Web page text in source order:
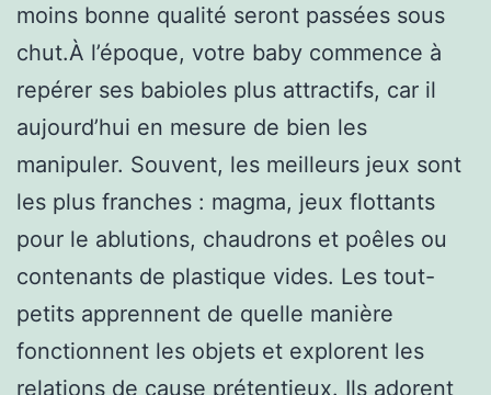
moins bonne qualité seront passées sous
chut.À l’époque, votre baby commence à
repérer ses babioles plus attractifs, car il
aujourd’hui en mesure de bien les
manipuler. Souvent, les meilleurs jeux sont
les plus franches : magma, jeux flottants
pour le ablutions, chaudrons et poêles ou
contenants de plastique vides. Les tout-
petits apprennent de quelle manière
fonctionnent les objets et explorent les
relations de cause prétentieux. Ils adorent